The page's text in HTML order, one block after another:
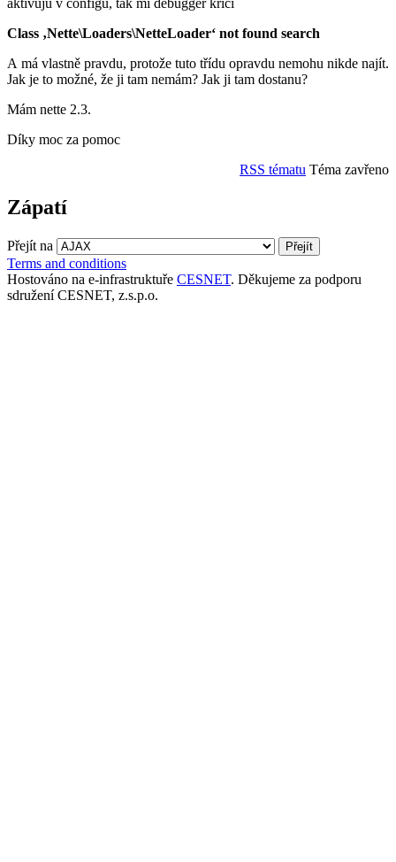
Class ‚Nette\Loaders\NetteLoader‘ not found search
A má vlastně pravdu, protože tuto třídu opravdu nemohu nikde najít.
Jak je to možné, že ji tam nemám? Jak ji tam dostanu?
Mám nette 2.3.
Díky moc za pomoc
RSS tématu Téma zavřeno
Zápatí
Přejít na
Terms and conditions
Hostováno na e-infrastruktuře CESNET. Děkujeme za podporu
sdružení CESNET, z.s.p.o.